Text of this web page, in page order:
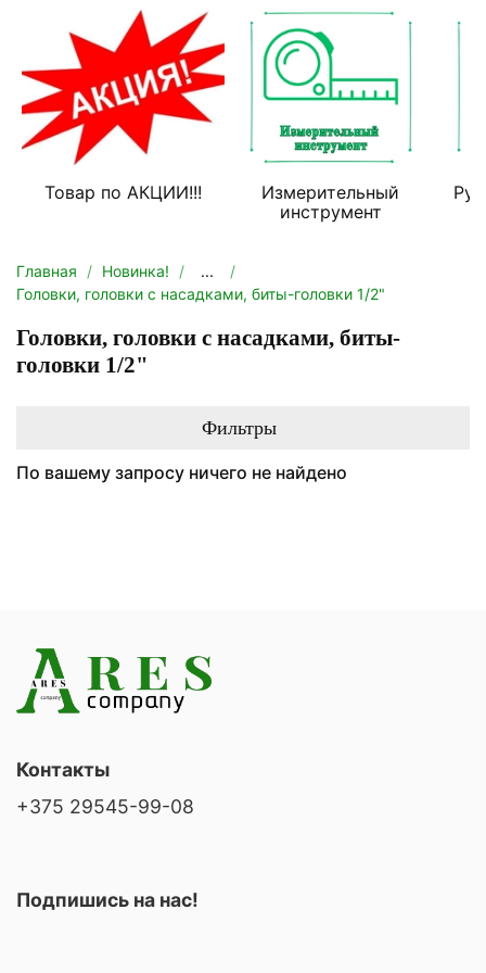
Товар по АКЦИИ!!!
Измерительный
инструмент
Главная Новинка!
...
Головки, головки с насадками, биты-головки 1/2"
Головки, головки с насадками, биты-
головки 1/2"
Фильтры
По вашему запросу ничего не найдено
Контакты
+375 29545-99-08
Подпишись на нас!